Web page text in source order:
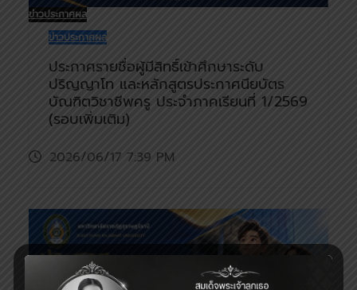
ข่าวประกาศผล
ข่าวประกาศผล
ประกาศรายชื่อผู้มีสิทธิ์เข้าศึกษาระดับ
ปริญญาโท และหลักสูตรประกาศนียบัตร
บัณฑิตวิชาชีพครู ประจำภาคเรียนที่ 1/2569
(รอบเพิ่มเติม)
2026/06/17 7:39 PM